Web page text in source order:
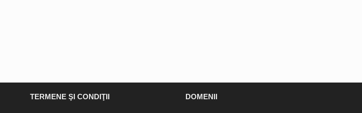
TERMENE ŞI CONDIŢII DOMENII